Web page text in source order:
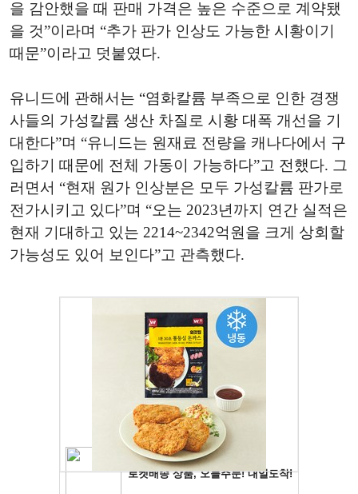
을 감안했을 때 판매 가격은 높은 수준으로 계약됐
을 것”이라며 “추가 판가 인상도 가능한 시황이기
때문”이라고 덧붙였다.
유니드에 관해서는 “염화칼륨 부족으로 인한 경쟁
사들의 가성칼륨 생산 차질로 시황 대폭 개선을 기
대한다”며 “유니드는 원재료 전량을 캐나다에서 구
입하기 때문에 전체 가동이 가능하다”고 전했다. 그
러면서 “현재 원가 인상분은 모두 가성칼륨 판가로
전가시키고 있다”며 “오는 2023년까지 연간 실적은
현재 기대하고 있는 2214~2342억원을 크게 상회할
가능성도 있어 보인다”고 관측했다.